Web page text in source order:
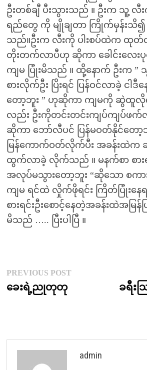
ဦးတစ်ချီ ပီးသွားသည် ။ ဦးက
ရည်တွေ ကို မျိုချတာ ကြိုက်မှန်းသိ၍
သည်။ဦးက လီးကို ပါးစပ်ထဲက ထုတ်
တိုးတက်လာပီဟု ဆိုကာ ခေါင်းလေးပု
ကျမ ပြုံးမိသည် ။ ထို့နောက် ဦးက ”
စားလိုက်ဦး ပြိးရင် ပြန်ဝင်လာခဲ့ ငါ
တော့ဘူး ” ဟုဆိုကာ ကျမကို ဆွဲထူ
လည်း ဦးကိုတင်းတင်းကျပ်ကျပ်ဖ
ဆိုကာ ဘော်လီပင် ပြန်မဝတ်နိုင်တော့ဘဲ
မြန်ကောက်ဝတ်လိုက်ပီး အခန်းထဲက
ထွက်လာခဲ့ လိုက်သည် ။ မနက်စာ စားရင်
အလုပ်မသွားတော့ဘူး “ဆိုသော စကာ
ကျမ ရင်ထဲ လှိုက်ဖိုရင်း ကြိတ်ပြုံးန
စားရင်းဦးစောင့်နေတဲ့အခန်းထဲအမြန်ပ
မိသည် ….. ပြီးပါပြီ ။
Post
navigation
PREVIOUS POSTPrevious
ခေးရဲ့ညုတုတု
ခရီး
admin